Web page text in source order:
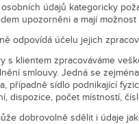
údajů kategoricky
upozorněni a mají
odpovídá účelu jejich
s klientem zpracováváme
smlouvy. Jedná se
případně sídlo podnikající
dispozice, počet místností,
dobrovolně sdělit i údaje